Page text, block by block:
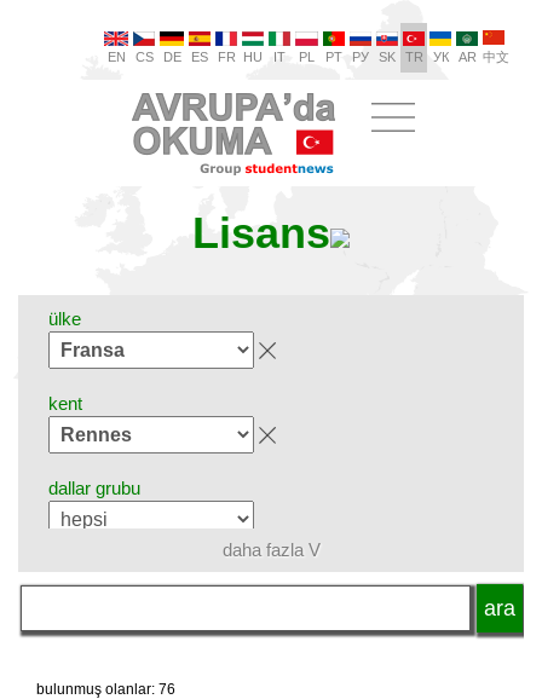
EN CS DE ES FR HU IT PL PT РУ SK TR УК AR 中文
Lisans
ülke
kent
dallar grubu
dil
daha fazla V
bulunmuş olanlar: 76